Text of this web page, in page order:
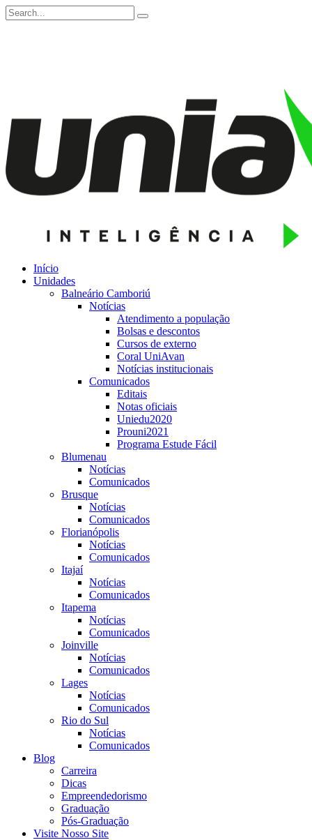
Início
Unidades
Balneário Camboriú
Notícias
Atendimento a população
Bolsas e descontos
Cursos de externo
Coral UniAvan
Notícias institucionais
Comunicados
Editais
Notas oficiais
Uniedu2020
Prouni2021
Programa Estude Fácil
Blumenau
Notícias
Comunicados
Brusque
Notícias
Comunicados
Florianópolis
Notícias
Comunicados
Itajaí
Notícias
Comunicados
Itapema
Notícias
Comunicados
Joinville
Notícias
Comunicados
Lages
Notícias
Comunicados
Rio do Sul
Notícias
Comunicados
Blog
Carreira
Dicas
Empreendedorismo
Graduação
Pós-Graduação
Visite Nosso Site